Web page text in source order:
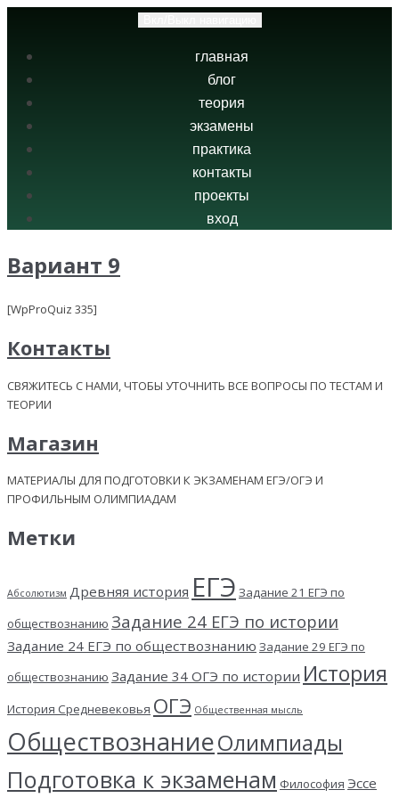
главная
блог
теория
экзамены
практика
контакты
проекты
вход
Вариант 9
[WpProQuiz 335]
Контакты
СВЯЖИТЕСЬ С НАМИ, ЧТОБЫ УТОЧНИТЬ ВСЕ ВОПРОСЫ ПО ТЕСТАМ И
ТЕОРИИ
Магазин
МАТЕРИАЛЫ ДЛЯ ПОДГОТОВКИ К ЭКЗАМЕНАМ ЕГЭ/ОГЭ И
ПРОФИЛЬНЫМ ОЛИМПИАДАМ
Метки
Абсолютизм Древняя история ЕГЭ Задание 21 ЕГЭ по
обществознанию Задание 24 ЕГЭ по истории
Задание 24 ЕГЭ по обществознанию Задание 29 ЕГЭ по
обществознанию Задание 34 ОГЭ по истории История
История Средневековья ОГЭ Общественная мысль
ОбществознаниеОлимпиады
Подготовка к экзаменам Философия Эссе